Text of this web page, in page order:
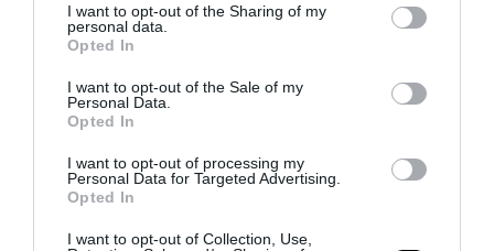
not limited to your visit or usage behaviour. You may click to
grant or deny consent to Google and its third-party tags to
use your data for below specified purposes in below Google
consent section.
I want to opt-out of the Sharing of my
personal data.
Opted In
I want to opt-out of the Sale of my
Personal Data.
Opted In
I want to opt-out of processing my
Personal Data for Targeted Advertising.
Opted In
I want to opt-out of Collection, Use,